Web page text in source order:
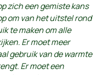
zich een gemiste kans
om van het uitstel rond
te maken om alle
Er moet meer
gebruik van de warmte
Er moet een